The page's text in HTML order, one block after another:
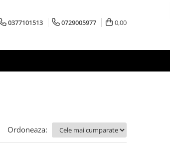
0377101513 0729005977 0,00
Ordoneaza: